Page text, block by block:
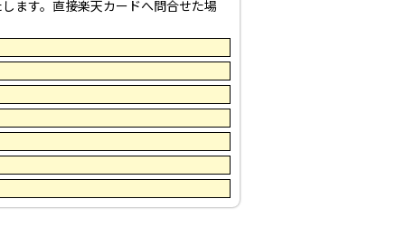
ます。直接楽天カードへ問合せた場